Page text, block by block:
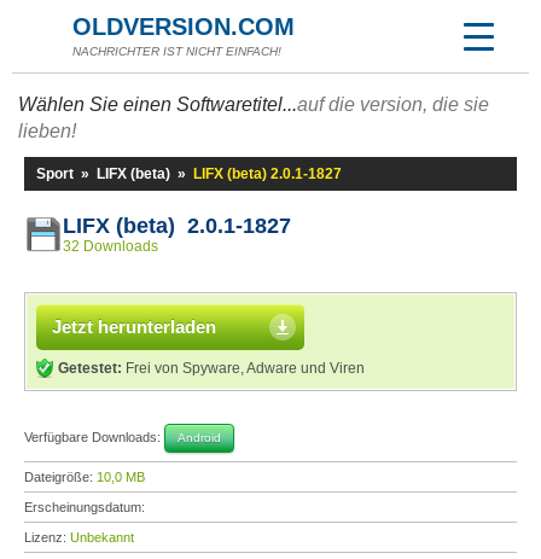
OLDVERSION.COM
NACHRICHTER IST NICHT EINFACH!
Wählen Sie einen Softwaretitel...auf die version, die sie
lieben!
Sport » LIFX (beta) » LIFX (beta) 2.0.1-1827
LIFX (beta) 2.0.1-1827
32 Downloads
Jetzt herunterladen
Getestet: Frei von Spyware, Adware und Viren
Verfügbare Downloads: Android
Dateigröße: 10,0 MB
Erscheinungsdatum:
Lizenz: Unbekannt